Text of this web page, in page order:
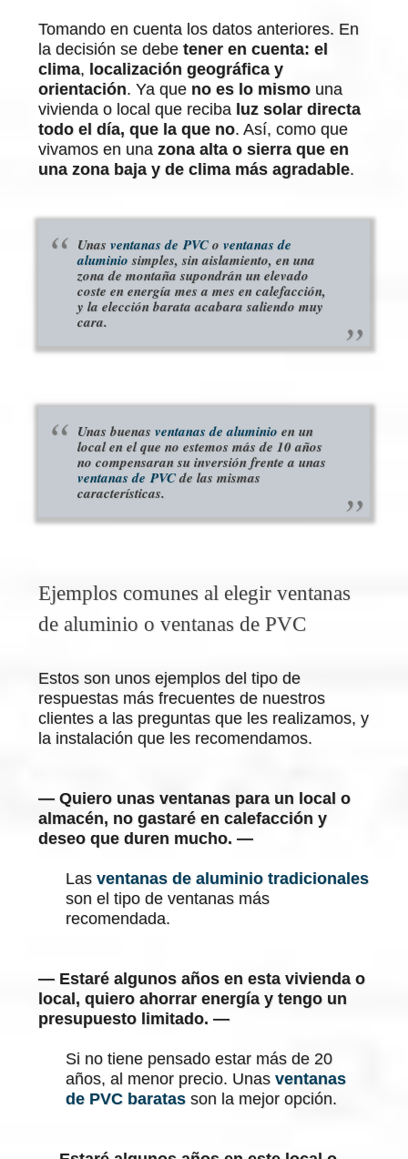
Tomando en cuenta los datos anteriores. En
la decisión se debe tener en cuenta: el
clima, localización geográfica y
orientación. Ya que no es lo mismo una
vivienda o local que reciba luz solar directa
todo el día, que la que no. Así, como que
vivamos en unazona alta o sierra que en
una zona baja y de clima más agradable.
Unasventanas de PVCoventanas de
aluminiosimples, sin aislamiento, en una
zona de montaña supondrán un elevado
coste en energía mes a mes en calefacción,
y la elección barata acabara saliendo muy
cara.
Unas buenasventanas de aluminio en un
local en el que no estemos más de 10 años
no compensaran su inversión frente a unas
ventanas de PVCde las mismas
características.
Ejemplos comunes al elegir ventanas
de aluminio o ventanas de PVC
Estos son unos ejemplos del tipo de
respuestas más frecuentes de nuestros
clientes a las preguntas que les realizamos, y
la instalación que les recomendamos.
— Quiero unas ventanas para un local o
almacén, no gastaré en calefacción y
deseo que duren mucho. —
Las ventanas de aluminio tradicionales
son el tipo de ventanas más
recomendada.
— Estaré algunos años en esta vivienda o
local, quiero ahorrar energía y tengo un
presupuesto limitado. —
Si no tiene pensado estar más de 20
años, al menor precio. Unas ventanas
de PVC baratas son la mejor opción.